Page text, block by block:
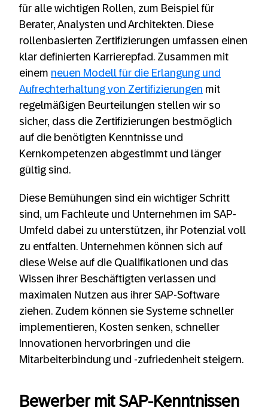
für alle wichtigen Rollen, zum Beispiel für
Berater, Analysten und Architekten. Diese
rollenbasierten Zertifizierungen umfassen einen
klar definierten Karrierepfad. Zusammen mit
einem neuen Modell für die Erlangung und
Aufrechterhaltung von Zertifizierungen mit
regelmäßigen Beurteilungen stellen wir so
sicher, dass die Zertifizierungen bestmöglich
auf die benötigten Kenntnisse und
Kernkompetenzen abgestimmt und länger
gültig sind.
Diese Bemühungen sind ein wichtiger Schritt
sind, um Fachleute und Unternehmen im SAP-
Umfeld dabei zu unterstützen, ihr Potenzial voll
zu entfalten. Unternehmen können sich auf
diese Weise auf die Qualifikationen und das
Wissen ihrer Beschäftigten verlassen und
maximalen Nutzen aus ihrer SAP-Software
ziehen. Zudem können sie Systeme schneller
implementieren, Kosten senken, schneller
Innovationen hervorbringen und die
Mitarbeiterbindung und -zufriedenheit steigern.
Bewerber mit SAP-Kenntnissen